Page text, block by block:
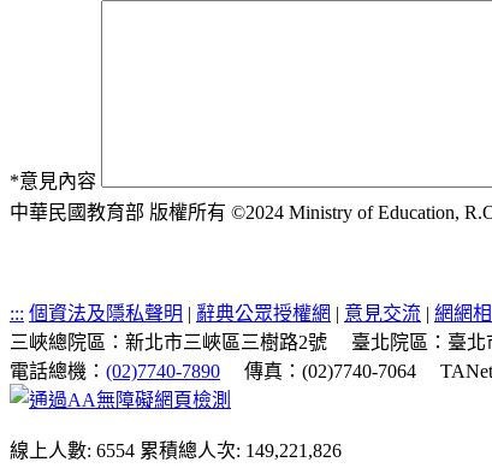
*意見內容
中華民國教育部 版權所有 ©2024 Ministry of Education,
::: 個資法及隱私聲明 | 辭典公眾授權網 | 意見交流 | 網網
三峽總院區：新北市三峽區三樹路2號
臺北院區：臺北
電話總機： (02)7740-7890 傳真：(02)7740-7064
線上人數: 6554 累積總人次: 149,221,826